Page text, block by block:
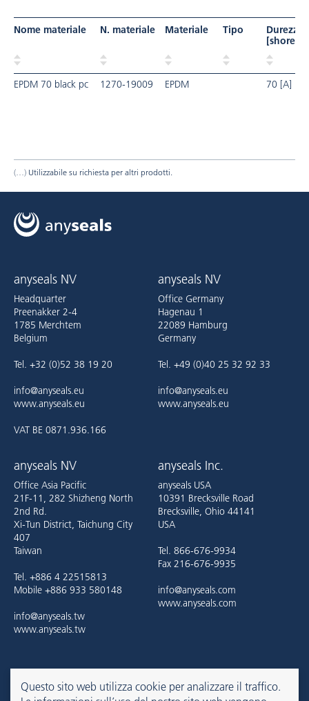
Questo sito web utilizza cookie per analizzare il traffico.
Nome materiale N. materiale Materiale Tipo
Durezza
[shore]
EPDM 70 black pc 1270-19009 EPDM 70 [A]
Utilizzabile su richiesta per altri prodotti.
anyseals NV
Headquarter
Preenakker 2-4
1785 Merchtem
Belgium
Tel. +32 (0)52 38 19 20
info@anyseals.eu
www.anyseals.eu
VAT BE 0871.936.166
anyseals NV
Office Germany
Hagenau 1
22089 Hamburg
Germany
Tel. +49 (0)40 25 32 92 33
info@anyseals.eu
www.anyseals.eu
anyseals NV
Office Asia Pacific
21F-11, 282 Shizheng North
2nd Rd.
Xi-Tun District, Taichung City
407
Taiwan
Tel. +886 4 22515813
Mobile +886 933 580148
info@anyseals.tw
www.anyseals.tw
anyseals Inc.
anyseals USA
10391 Brecksville Road
Brecksville, Ohio 44141
USA
Tel. 866-676-9934
Fax 216-676-9935
info@anyseals.com
www.anyseals.com
refer to theAngst+Pfister website.